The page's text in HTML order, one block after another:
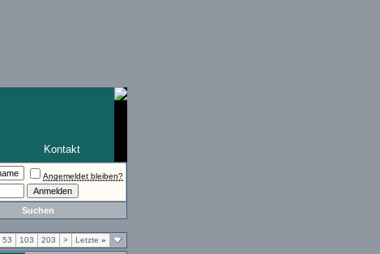
Kontakt
Angemeldet bleiben?
Suchen
53 103 203 > Letzte »